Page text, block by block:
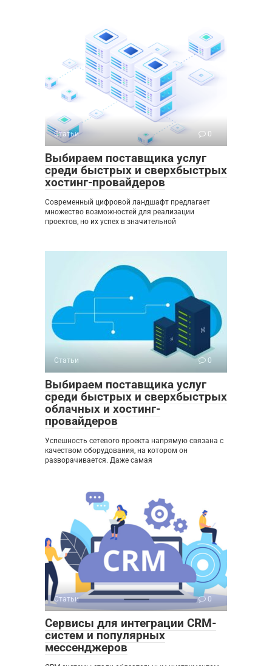
Статьи 0
Выбираем поставщика услуг
среди быстрых и сверхбыстрых
хостинг-провайдеров
Современный цифровой ландшафт предлагает
множество возможностей для реализации
проектов, но их успех в значительной
Статьи 0
Выбираем поставщика услуг
среди быстрых и сверхбыстрых
облачных и хостинг-
провайдеров
Успешность сетевого проекта напрямую связана с
качеством оборудования, на котором он
разворачивается. Даже самая
Статьи 0
Сервисы для интеграции CRM-
систем и популярных
мессенджеров